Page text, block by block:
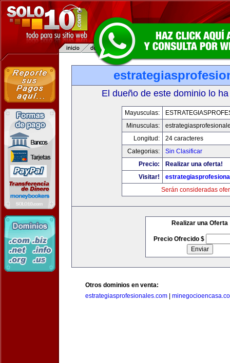
El dueño de este dominio lo
Mayusculas:
Minusculas:
Longitud:
24 caracteres
Categorias:
Sin Clasificar
Precio:
Realizar una oferta!
Visitar!
Serán consideradas
Realizar una Oferta
Precio Ofrecido $
Otros dominios en venta:
estrategiasprofesionales.com